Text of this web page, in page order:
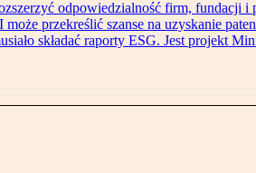
odpowiedzialność firm, fundacji i
przekreślić szanse na uzyskanie
składać raporty ESG. Jest projekt